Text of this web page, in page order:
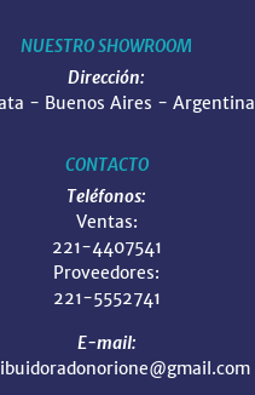
NUESTRO SHOWROOM
Dirección:
- Buenos Aires - Argentina
CONTACTO
Teléfonos:
Ventas:
221-4407541
Proveedores:
221-5552741
E-mail: